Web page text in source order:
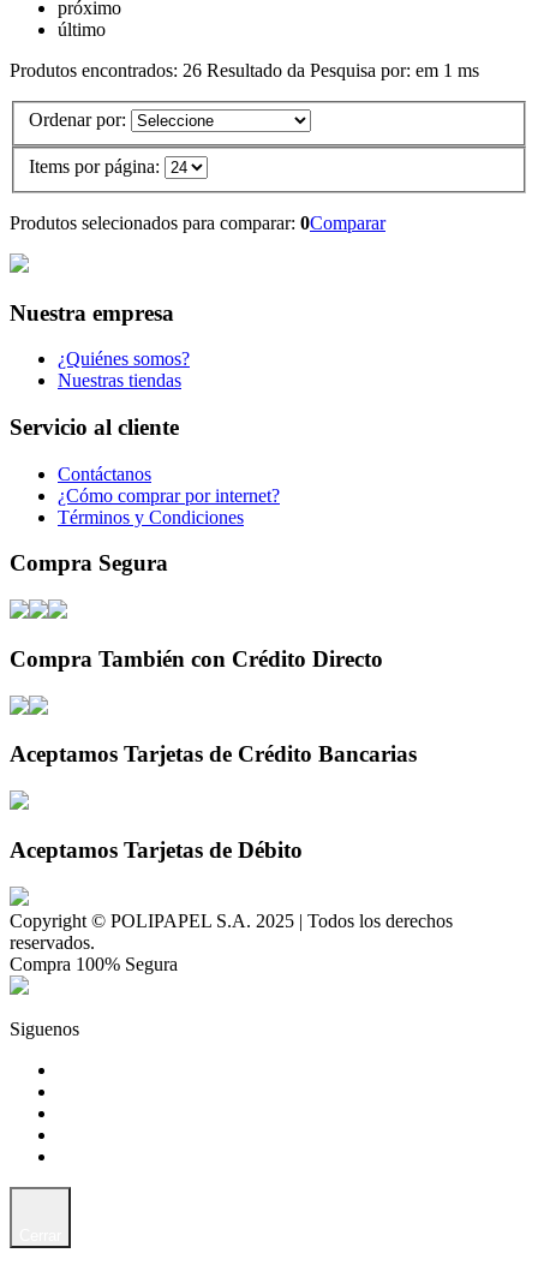
próximo
último
Produtos encontrados: 26 Resultado da Pesquisa por: em 1 ms
Ordenar por:
Items por página:
Produtos selecionados para comparar: 0Comparar
Nuestra empresa
¿Quiénes somos?
Nuestras tiendas
Servicio al cliente
Contáctanos
¿Cómo comprar por internet?
Términos y Condiciones
Compra Segura
Compra También con Crédito Directo
Aceptamos Tarjetas de Crédito Bancarias
Aceptamos Tarjetas de Débito
Copyright © POLIPAPEL S.A. 2025 | Todos los derechos
reservados.
Compra 100% Segura
Siguenos